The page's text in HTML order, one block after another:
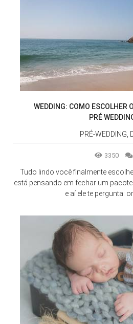
WEDDING: COMO ESCOLHER
PRÉ
PRÉ-WEDDING,
3350
Tudo lindo você finalmente
está pensando em fechar um
e aí ele te pergunta: